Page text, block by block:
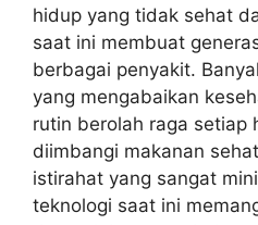
hidup yang tidak sehat
saat ini membuat
berbagai penyakit.
yang mengabaikan
rutin berolah raga setiap
diimbangi makanan
istirahat yang sangat
teknologi saat ini